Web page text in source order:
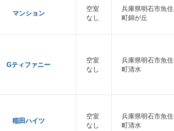
マンション
空室
なし
兵庫県明石市魚住
町錦が丘
Gティファニー
空室
なし
兵庫県明石市魚住
町清水
稲田ハイツ
空室
なし
兵庫県明石市魚住
町清水